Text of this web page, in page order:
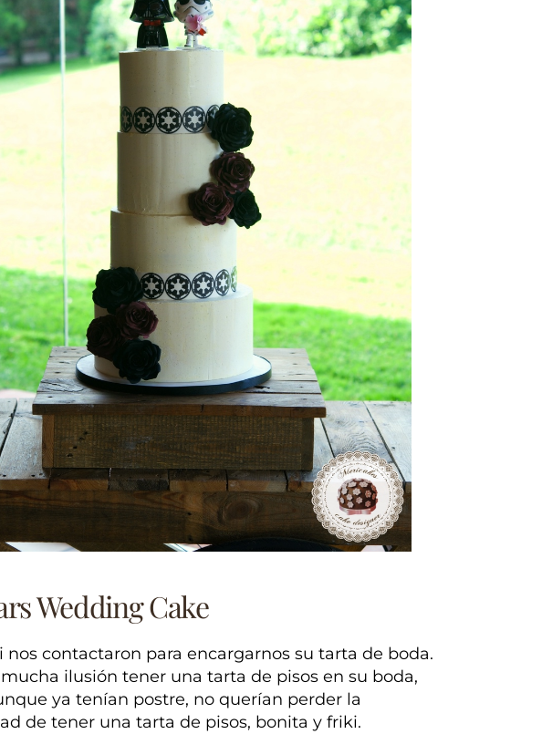
Wedding Cake
nos contactaron para encargarnos su tarta de boda.
ilusión tener una tarta de pisos en su boda,
ya tenían postre, no querían perder la
de tener una tarta de pisos, bonita y friki.